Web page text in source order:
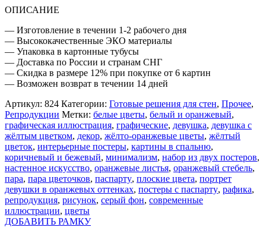
ОПИСАНИЕ
— Изготовление в течении 1-2 рабочего дня
— Высококачественные ЭКО материалы
— Упаковка в картонные тубусы
— Доставка по России и странам СНГ
— Скидка в размере 12% при покупке от 6 картин
— Возможен возврат в течении 14 дней
Артикул: 824 Категории: Готовые решения для стен, Прочее,
Репродукции Метки: белые цветы, белый и оранжевый,
графическая иллюстрация, графические, девушка, девушка с
жёлтым цветком, декор, жёлто-оранжевые цветы, жёлтый
цветок, интерьерные постеры, картины в спальню,
коричневый и бежевый, минимализм, набор из двух постеров,
настенное искусство, оранжевые листья, оранжевый стебель,
пара, пара цветочков, паспарту, плоские цвета, портрет
девушки в оранжевых оттенках, постеры с паспарту, рафика,
репродукция, рисунок, серый фон, современные
иллюстрации, цветы
ДОБАВИТЬ РАМКУ